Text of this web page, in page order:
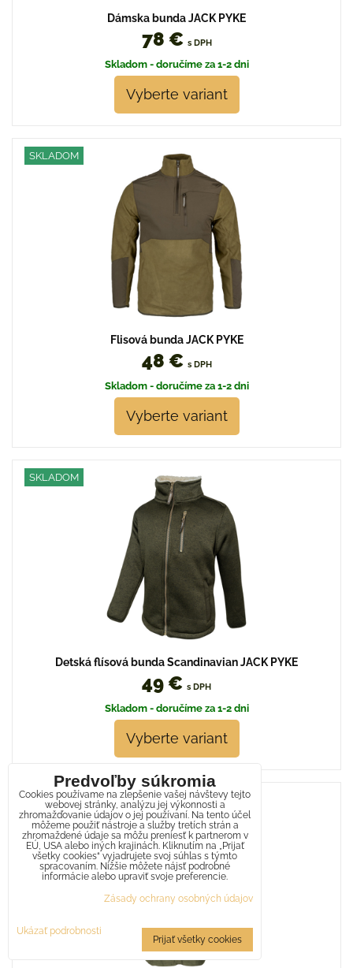
Dámska bunda JACK PYKE
78 € s DPH
Skladom - doručíme za 1-2 dni
Vyberte variant
SKLADOM
Flisová bunda JACK PYKE
48 € s DPH
Skladom - doručíme za 1-2 dni
Vyberte variant
SKLADOM
Detská flísová bunda Scandinavian JACK PYKE
49 € s DPH
Skladom - doručíme za 1-2 dni
Vyberte variant
Predvoľby súkromia
Cookies používame na zlepšenie vašej návštevy tejto
webovej stránky, analýzu jej výkonnosti a
zhromažďovanie údajov o jej používaní. Na tento účel
môžeme použiť nástroje a služby tretích strán a
zhromaždené údaje sa môžu preniesť k partnerom v
EÚ, USA alebo iných krajinách. Kliknutím na „Prijať
všetky cookies“ vyjadrujete svoj súhlas s týmto
spracovaním. Nižšie môžete nájsť podrobné
informácie alebo upraviť svoje preferencie.
Zásady ochrany osobných údajov
Ukázať podrobnosti
Prijať všetky cookies